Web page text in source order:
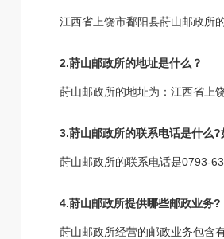
江西省上饶市鄱阳县莳山邮政所
2.莳山邮政所的地址是什么？
莳山邮政所的地址为：江西省上
3.莳山邮政所的联系电话是什么
莳山邮政所的联系电话是0793-
4.莳山邮政所提供哪些邮政业务?
莳山邮政所经营的邮政业务包含